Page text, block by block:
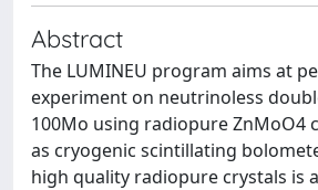
Abstract
The LUMINEU program aims at
experiment on neutrinoless
100Mo using radiopure ZnMoO4
as cryogenic scintillating
high quality radiopure crystals is